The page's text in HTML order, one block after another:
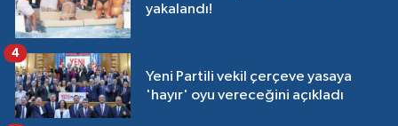
yakalandı!
Yeni Partili vekil çerçeve yasaya
'hayır' oyu vereceğini açıkladı
4